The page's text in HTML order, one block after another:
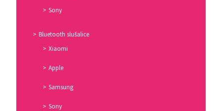
Sony
Bluetooth slušalice
Xiaomi
Apple
Samsung
Sony